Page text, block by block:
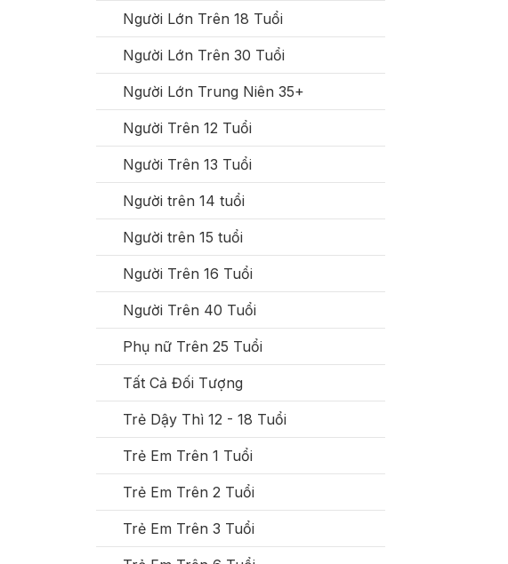
Người Lớn Trên 18 Tuổi
Người Lớn Trên 30 Tuổi
Người Lớn Trung Niên 35+
Người Trên 12 Tuổi
Người Trên 13 Tuổi
Người trên 14 tuổi
Người trên 15 tuổi
Người Trên 16 Tuổi
Người Trên 40 Tuổi
Phụ nữ Trên 25 Tuổi
Tất Cả Đối Tượng
Trẻ Dậy Thì 12 - 18 Tuổi
Trẻ Em Trên 1 Tuổi
Trẻ Em Trên 2 Tuổi
Trẻ Em Trên 3 Tuổi